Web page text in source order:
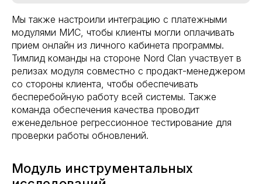
Мы также настроили интеграцию с платежными
модулями МИС, чтобы клиенты могли оплачивать
прием онлайн из личного кабинета программы.
Тимлид команды на стороне Nord Clan участвует в
релизах модуля совместно с продакт-менеджером
со стороны клиента, чтобы обеспечивать
бесперебойную работу всей системы. Также
команда обеспечения качества проводит
еженедельное регрессионное тестирование для
проверки работы обновлений.
Модуль инструментальных